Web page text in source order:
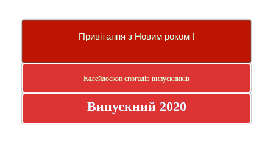
Привітання з Новим роком !
Калейдоскоп спогадів випускників
Випускний 2020